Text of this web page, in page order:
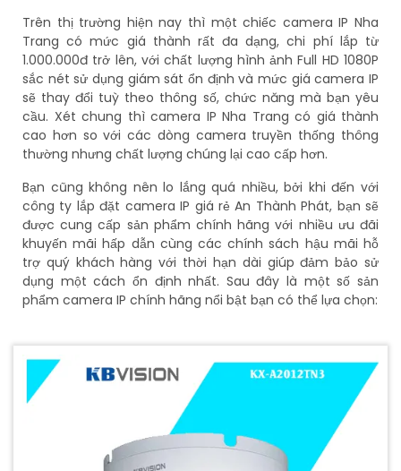
Trên thị trường hiện nay thì một chiếc camera IP Nha
Trang có mức giá thành rất đa dạng, chi phí lắp từ
1.000.000đ trở lên, với chất lượng hình ảnh Full HD 1080P
sắc nét sử dụng giám sát ổn định và mức giá camera IP
sẽ thay đổi tuỳ theo thông số, chức năng mà bạn yêu
cầu. Xét chung thì camera IP Nha Trang có giá thành
cao hơn so với các dòng camera truyền thống thông
thường nhưng chất lượng chúng lại cao cấp hơn.
Bạn cũng không nên lo lắng quá nhiều, bởi khi đến với
công ty lắp đặt camera IP giá rẻ An Thành Phát, bạn sẽ
được cung cấp sản phẩm chính hãng với nhiều ưu đãi
khuyến mãi hấp dẫn cùng các chính sách hậu mãi hỗ
trợ quý khách hàng với thời hạn dài giúp đảm bảo sử
dụng một cách ổn định nhất. Sau đây là một số sản
phẩm camera IP chính hãng nổi bật bạn có thể lựa chọn: